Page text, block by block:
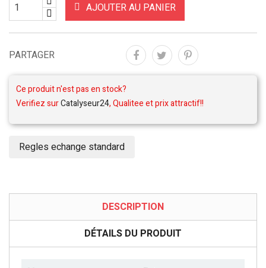
AJOUTER AU PANIER
PARTAGER
Ce produit n'est pas en stock?
Verifiez surCatalyseur24, Qualitee et prix attractif!!
Regles echange standard
DESCRIPTION
DÉTAILS DU PRODUIT